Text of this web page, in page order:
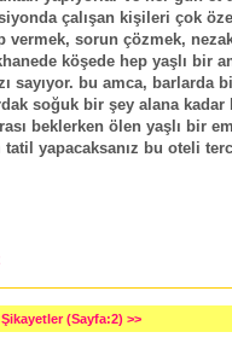
çalışan kişileri çok
vermek, sorun çözmek,
köşede hep yaşlı bir
sayıyor. bu amca, barlarda
soğuk bir şey alana
beklerken ölen yaşlı bir
yapacaksanız bu oteli
(Sayfa:2) >>